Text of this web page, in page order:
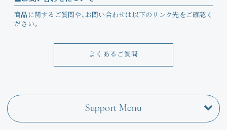
商品に関するご質問や、お問い合わせは以下のリンク先をご確認く
ださい。
よくあるご質問
Support Menu